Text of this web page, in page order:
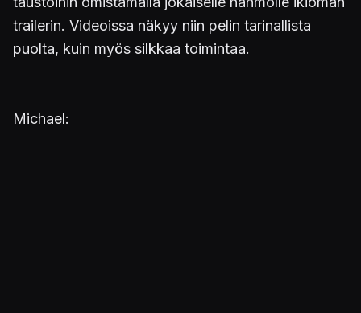
trailerin. Videoissa näkyy niin pelin tarinallista
puolta, kuin myös silkkaa toimintaa.
Michael: